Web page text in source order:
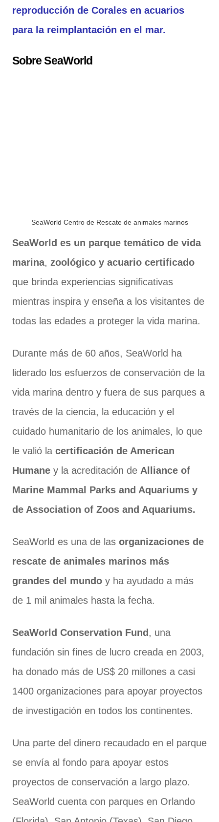
reproducción de Corales en acuarios
para la reimplantación en el mar.
Sobre SeaWorld
SeaWorld Centro de Rescate de animales marinos
SeaWorld es un parque temático de vida
marina, zoológico y acuario certificado
que brinda experiencias significativas
mientras inspira y enseña a los visitantes de
todas las edades a proteger la vida marina.
Durante más de 60 años, SeaWorld ha
liderado los esfuerzos de conservación de la
vida marina dentro y fuera de sus parques a
través de la ciencia, la educación y el
cuidado humanitario de los animales, lo que
le valió la certificación de American
Humane y la acreditación de Alliance of
Marine Mammal Parks and Aquariums y
de Association of Zoos and Aquariums.
SeaWorld es una de las organizaciones de
rescate de animales marinos más
grandes del mundo y ha ayudado a más
de 1 mil animales hasta la fecha.
SeaWorld Conservation Fund , una
fundación sin fines de lucro creada en 2003,
ha donado más de US$ 20 millones a casi
1400 organizaciones para apoyar proyectos
de investigación en todos los continentes.
Una parte del dinero recaudado en el parque
se envía al fondo para apoyar estos
proyectos de conservación a largo plazo.
SeaWorld cuenta con parques en Orlando